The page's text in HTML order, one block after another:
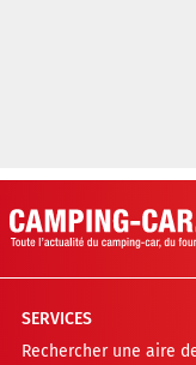
SERVICES
Rechercher une aire